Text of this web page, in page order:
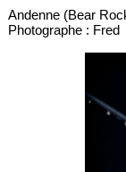
Andenne (Bear
Photographe : Fred